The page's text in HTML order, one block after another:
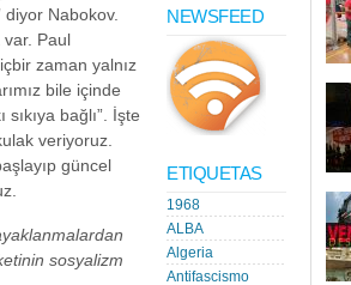
diyor Nabokov.
Paul
zaman yalnız
bile içinde
sıkıya bağlı”. İşte
veriyoruz.
güncel
sosyalizm
NEWSFEED
ETIQUETAS
1968
ALBA
Algeria
Antifascismo